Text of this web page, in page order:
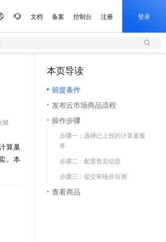
文档 备案 控制台 注册 登录
藏
算巢
。本
本页导读
前提条件
发布云市场商品流程
操作步骤
步骤一：选择已上线的计算巢服
务
步骤二：配置售卖信息
步骤三：提交审核并自测
查看商品
语音识别与合成
Qwen3-TTS-Flash
Cosyvoice-V3-Flash
全托管，含MySQL、PostgreSQL、SQL Server、MariaDB多引擎
轻量应用服务器
数字证书管理服务（原SSL证书）
实现全站HTTPS，呈现可信的WEB访问
大数据开发治理平台 DataWorks
从聊天伙伴进化为能主动干活的本地数字员工
一句话生成原生可编辑精美 PPT 文稿
输入一句话想法, 轻松生成专业的 PPT
一键部署幻兽帕鲁游戏服务器
一键购买专属联机服务器，轻松开启游戏
漫剧工坊：一站式动画创作平台
10 分钟搭建微信、支付宝小程序
链路生产力
素材
AI 活动
AI 生产力先锋
先锋实践拓展 AI 生产力的边界
飞天发布时刻
所见，即是所愿
阿里云 OPC 创新助力计划
Token 补贴，五大权
益加速 OPC 成功
专业服务
服务伙伴合作计划
Al MaaS 服务伙伴赋能合作
伙伴信用分合作计划
更多支持
合作伙伴培训与认证
查询合作伙伴
开发者社区
我要反馈
加入我们
校园招聘